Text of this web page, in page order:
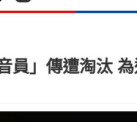
員」傳遭淘汰